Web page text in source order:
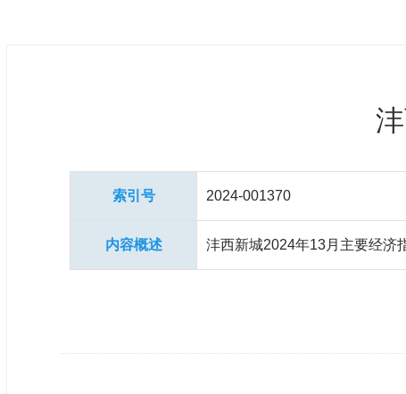
索引号 2024-001370
内容概述 沣西新城2024年13月主要经济